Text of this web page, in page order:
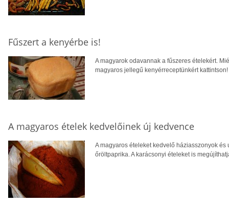
Fűszert a kenyérbe is!
A magyarok odavannak a fűszeres ételekért.
magyaros jellegű kenyérreceptünkért kattintson!
A magyaros ételek kedvelőinek új kedvence
A magyaros ételeket kedvelő háziasszonyok
őröltpaprika. A karácsonyi ételeket is